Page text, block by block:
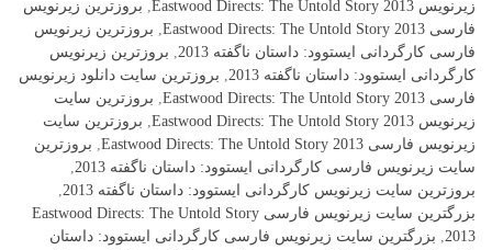
زیرنویس Eastwood Directs: The Untold Story 2013
, بروزترین زیرنویس
فارسی Eastwood Directs: The Untold Story 2013
, بروزترین زیرنویس
فارسی کارگردانی ایستوود: داستان ناگفته 2013
, بروزترین زیرنویس
کارگردانی ایستوود: داستان ناگفته 2013
, بروزترین سایت دانلود زیرنویس
فارسی Eastwood Directs: The Untold Story 2013
, بروزترین سایت
زیرنویس Eastwood Directs: The Untold Story 2013
, بروزترین سایت
زیرنویس فارسی Eastwood Directs: The Untold Story 2013
, بروزترین
سایت زیرنویس فارسی کارگردانی ایستوود: داستان ناگفته 2013
,
بروزترین سایت زیرنویس کارگردانی ایستوود: داستان ناگفته 2013
,
بزرگترین سایت زیرنویس فارسی Eastwood Directs: The Untold Story
2013
, بزرگترین سایت زیرنویس فارسی کارگردانی ایستوود: داستان